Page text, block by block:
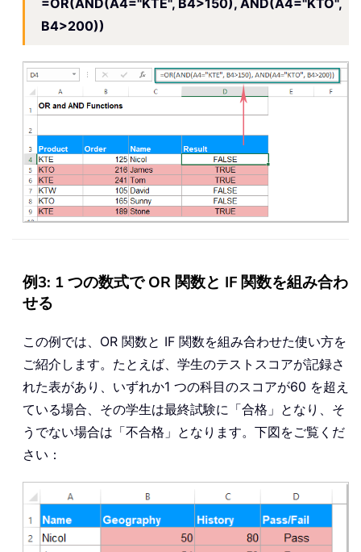
B4>200))
例3: 1 つの数式で OR 関数と IF 関数を組み合わ
せる
この例では、OR 関数と IF 関数を組み合わせた使い方を
ご紹介します。たとえば、学生のテストスコアが記録さ
れた表があり、いずれか1 つの科目のスコアが60 を超え
ている場合、その学生は最終試験に「合格」となり、そ
うでない場合は「不合格」となります。下図をご覧くだ
さい：